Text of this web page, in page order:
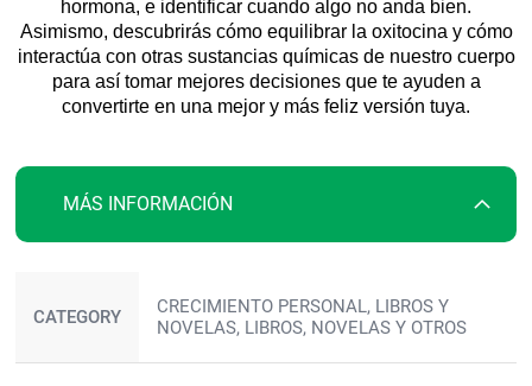
hormona, e identificar cuando algo no anda bien.
Asimismo, descubrirás cómo equilibrar la oxitocina y cómo
interactúa con otras sustancias químicas de nuestro cuerpo
para así tomar mejores decisiones que te ayuden a
convertirte en una mejor y más feliz versión tuya.
MÁS INFORMACIÓN
información
CATEGORY
CRECIMIENTO PERSONAL, LIBROS Y
NOVELAS, LIBROS, NOVELAS Y OTROS